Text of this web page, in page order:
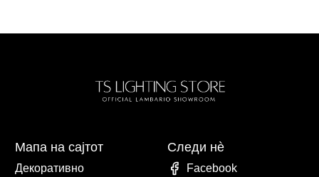
Мапа на сајтот
Декоративно
Следи нè
Facebook